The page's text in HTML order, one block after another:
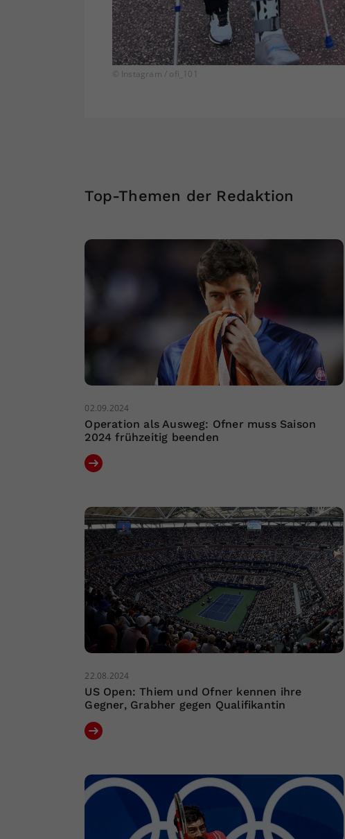
© Instagram / ofi_101
Top-Themen der Redaktion
02.09.2024
Operation als Ausweg: Ofner muss Saison
2024 frühzeitig beenden
22.08.2024
US Open: Thiem und Ofner kennen ihre
Gegner, Grabher gegen Qualifikantin